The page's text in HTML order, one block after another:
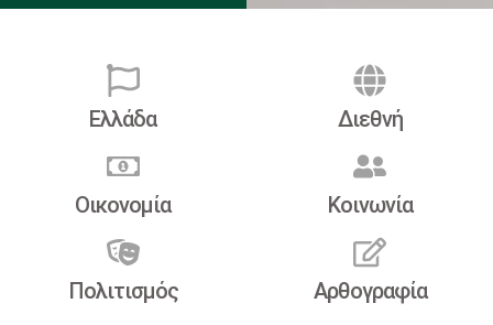
Ελλάδα Διεθνή
Οικονομία Κοινωνία
Πολιτισμός Αρθογραφία